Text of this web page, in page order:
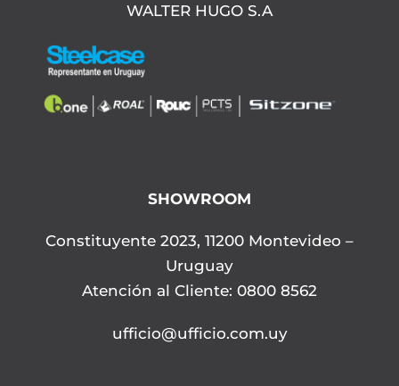
WALTER HUGO S.A
SHOWROOM
Constituyente 2023, 11200 Montevideo –
Uruguay
Atención al Cliente: 0800 8562
ufficio@ufficio.com.uy